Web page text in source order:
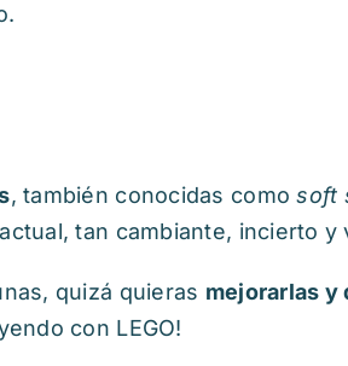
, también conocidas comosoft
tan cambiante, incierto y
quizá quieras mejorarlas y
con LEGO!